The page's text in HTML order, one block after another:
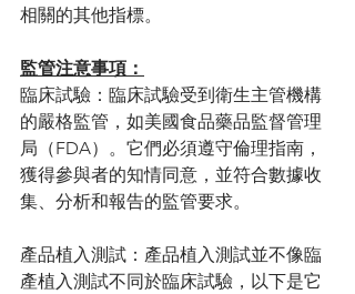
相關的其他指標。
監管注意事項：
臨床試驗：臨床試驗受到衛生主管機構
的嚴格監管，如美國食品藥品監督管理
局（FDA）。它們必須遵守倫理指南，
獲得參與者的知情同意，並符合數據收
集、分析和報告的監管要求。
產品植入測試：產品植入測試並不像臨
產植入測試不同於臨床試驗，以下是它